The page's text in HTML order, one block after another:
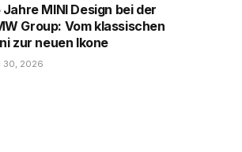
Jahre MINI Design bei der
Group: Vom klassischen
zur neuen Ikone
30, 2026